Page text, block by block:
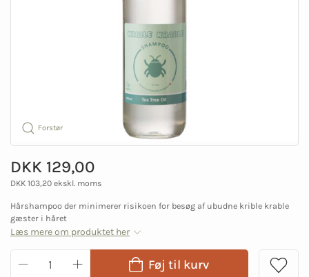
Forstør
DKK 129,00
DKK 103,20 ekskl. moms
Hårshampoo der minimerer risikoen for besøg af ubudne krible krable
gæster i håret
Læs mere om produktet her
Føj til kurv